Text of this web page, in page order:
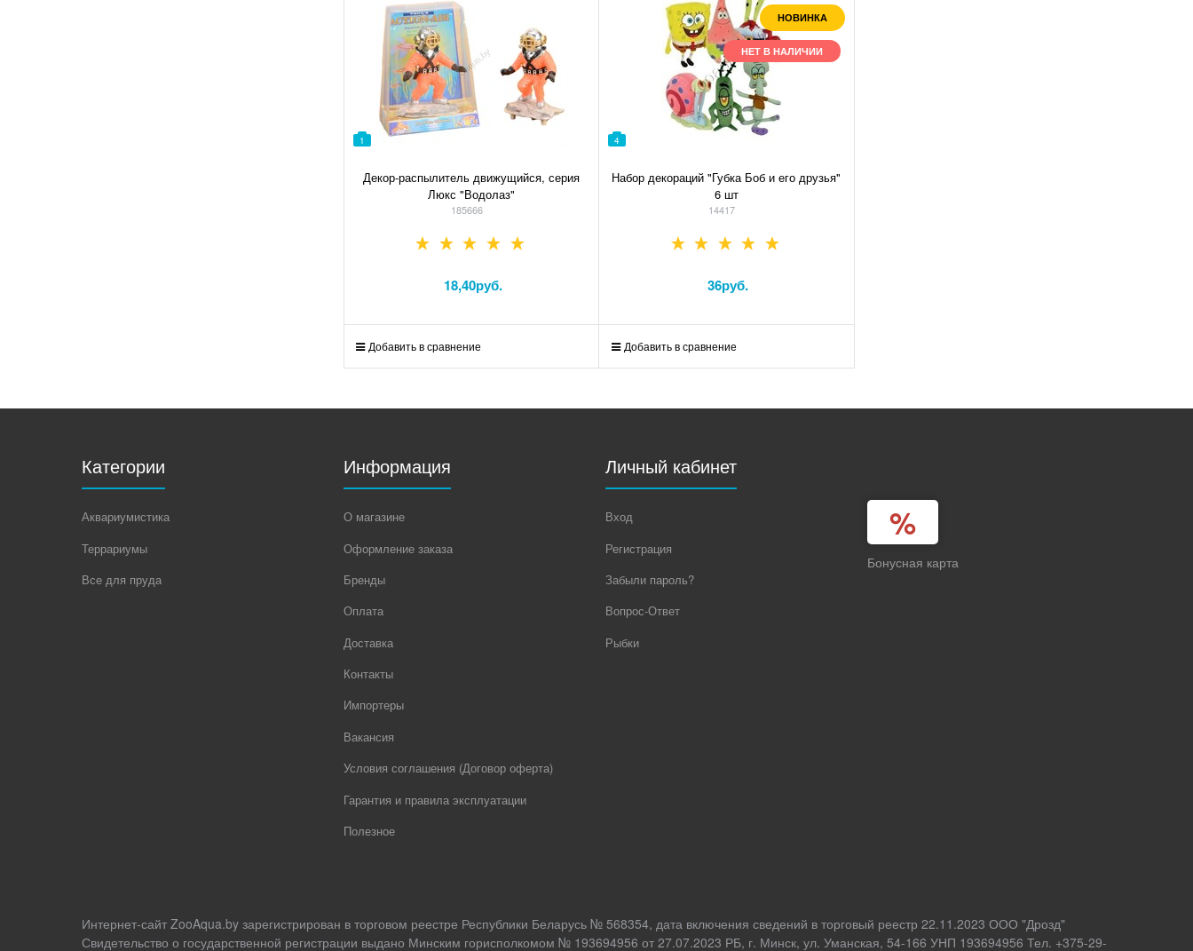
1
Декор-распылитель движущийся, серия
Люкс "Водолаз"
185666
18,40руб.
Добавить в сравнение
4
Набор декораций "Губка Боб и его друзья"
6 шт
14417
НОВИНКА
НЕТ В НАЛИЧИИ
36руб.
Добавить в сравнение
Категории
Аквариумистика
Террариумы
Все для пруда
Информация
О магазине
Оформление заказа
Бренды
Оплата
Доставка
Контакты
Импортеры
Вакансия
Условия соглашения (Договор оферта)
Гарантия и правила эксплуатации
Полезное
Личный кабинет
Вход
Регистрация
Забыли пароль?
Вопрос-Ответ
Рыбки
Бонусная карта
Интернет-сайт ZooAqua.by зарегистрирован в торговом реестре Республики Беларусь № 568354, дата включения сведений в торговый реестр 22.11.2023 ООО "Дрозд"
Свидетельство о государственной регистрации выдано Минским горисполкомом № 193694956 от 27.07.2023 РБ, г. Минск, ул. Уманская, 54-166 УНП 193694956 Тел. +375-29-